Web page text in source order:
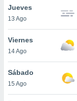
disponible
cookies
aceptar
Jueves
13 Ago
Viernes
14 Ago
Sábado
15 Ago